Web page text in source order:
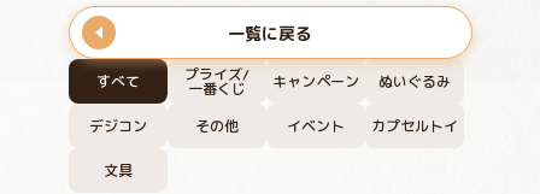
すべて プライズ/
一番くじ キャンペーン ぬいぐるみ
デジコン その他 イベント カプセルトイ
文具
一覧に戻る